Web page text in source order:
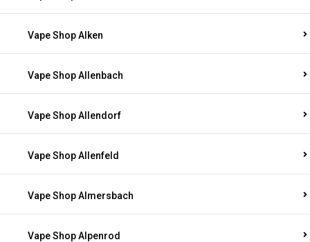
Vape Shop Alken
Vape Shop Allenbach
Vape Shop Allendorf
Vape Shop Allenfeld
Vape Shop Almersbach
Vape Shop Alpenrod